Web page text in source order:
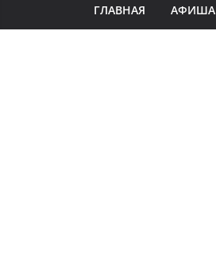
ГЛАВНАЯ АФИША